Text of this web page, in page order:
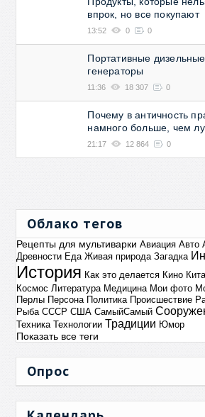
впрок, но все покупают
13:52 0 0
Портативные
генераторы
11:36 18 307 0
Почему в античность
намного больше, чем
21:17 12 864 0
Облако тегов
Рецепты для мультиварки Авиация Авто
Древности Еда Живая природа Загадка
История Как это делается Кино
Космос Литература Медицина Мои фото
Перлы Персона Политика Происшествие
Рыба СССР США СамыйСамый
Техника Технологии Традиции Юмор
Показать все теги
Опрос